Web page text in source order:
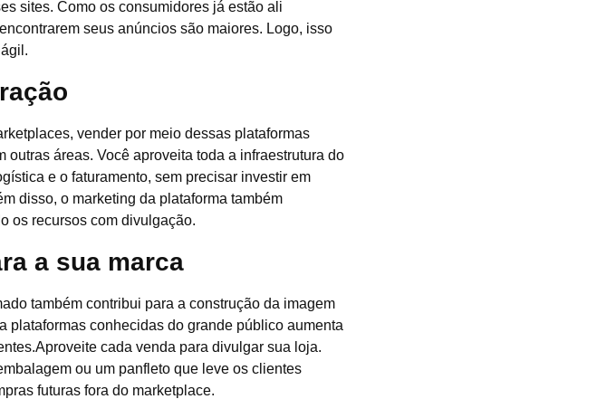
sites. Como os consumidores já estão ali
seus anúncios são maiores. Logo, isso
vender por meio dessas plataformas
áreas. Você aproveita toda a infraestrutura do
e o faturamento, sem precisar investir em
disso, o marketing da plataforma também
os recursos com divulgação.
a sua marca
também contribui para a construção da imagem
plataformas conhecidas do grande público aumenta
cada venda para divulgar sua loja.
ou um panfleto que leve os clientes
futuras fora do marketplace.